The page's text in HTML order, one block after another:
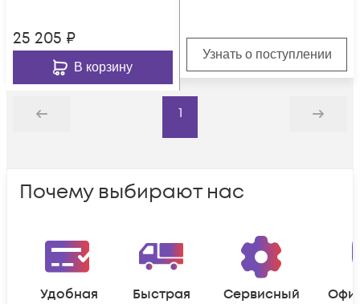
25 205 ₽
В корзину
Узнать о поступлении
Назад
1
Дальше
Почему выбирают нас
Удобная
Быстрая
Сервисный